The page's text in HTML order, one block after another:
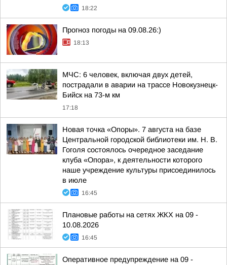
18:22
Прогноз погоды на 09.08.26:)
18:13
МЧС: 6 человек, включая двух детей,
пострадали в аварии на трассе Новокузнецк-
Бийск на 73-м км
17:18
Новая точка «Опоры». 7 августа на базе
Центральной городской библиотеки им. Н. В.
Гоголя состоялось очередное заседание
клуба «Опора», к деятельности которого
наше учреждение культуры присоединилось
в июле
16:45
Плановые работы на сетях ЖКХ на 09 -
10.08.2026
16:45
Оперативное предупреждение на 09 -